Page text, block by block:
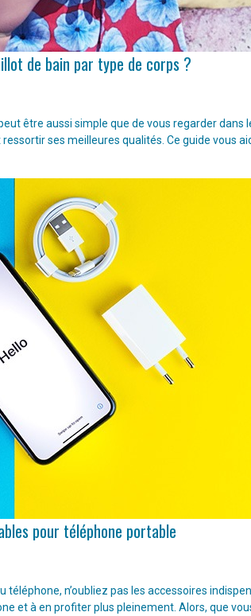
de bain par type de corps ?
être aussi simple que de vous regarder
ses meilleures qualités. Ce guide vous
pour téléphone portable
téléphone, n’oubliez pas les accessoires
et à en profiter plus pleinement. Alors, que